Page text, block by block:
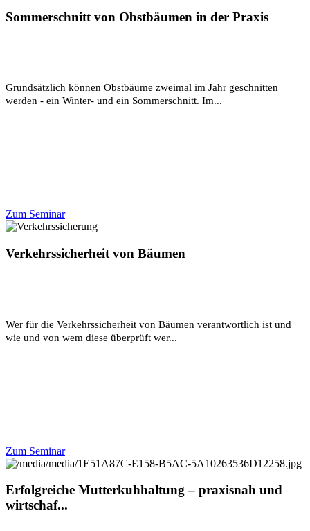
Sommerschnitt von Obstbäumen in der Praxis
Grundsätzlich können Obstbäume zweimal im Jahr geschnitten
werden - ein Winter- und ein Sommerschnitt. Im...
Zum Seminar
Verkehrssicherheit von Bäumen
Wer für die Verkehrssicherheit von Bäumen verantwortlich ist und
wie und von wem diese überprüft wer...
Zum Seminar
Erfolgreiche Mutterkuhhaltung – praxisnah und
wirtschaf...